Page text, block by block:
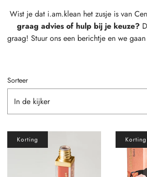
Wist je dat i.am.klean het zusje is van
graag advies of hulp bij je keuze?
graag! Stuur ons een berichtje en we
Sorteer
In de kijker
Korting Korting